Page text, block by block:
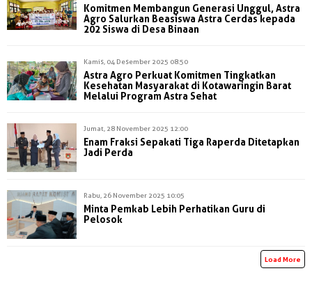
Komitmen Membangun Generasi Unggul, Astra
Agro Salurkan Beasiswa Astra Cerdas kepada
202 Siswa di Desa Binaan
Kamis, 04 Desember 2025 08:50
Astra Agro Perkuat Komitmen Tingkatkan
Kesehatan Masyarakat di Kotawaringin Barat
Melalui Program Astra Sehat
Jumat, 28 November 2025 12:00
Enam Fraksi Sepakati Tiga Raperda Ditetapkan
Jadi Perda
Rabu, 26 November 2025 10:05
Minta Pemkab Lebih Perhatikan Guru di
Pelosok
Load More